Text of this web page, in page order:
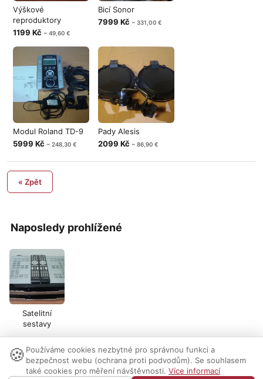
Naposledy prohlížené
Satelitní
sestavy
Výškové
reproduktory
1199 Kč ~ 49,60 €
Bicí Sonor
7999 Kč ~ 331,00 €
Modul Roland TD-9
5999 Kč ~ 248,30 €
Pady Alesis
2099 Kč ~ 86,90 €
« Zpět
Nastavení cookies | Vzhled:světlý tmavý | Kontakt
© 1999-2026 AUDIO PARTNER s.r.o.
🍪 Používáme cookies nezbytné pro správnou funkci a
bezpečnost webu (ochrana proti podvodům). Se souhlasem
také cookies pro měření návštěvnosti. Více informací